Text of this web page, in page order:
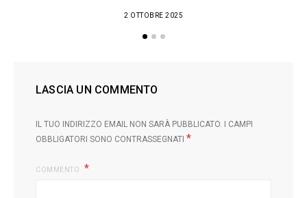
2 OTTOBRE 2025
LASCIA UN COMMENTO
IL TUO INDIRIZZO EMAIL NON SARÀ PUBBLICATO.
I CAMPI
OBBLIGATORI SONO CONTRASSEGNATI *
COMMENTO